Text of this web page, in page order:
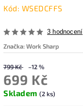
Kód: WSEDCFFS
3 hodnocení
Značka:Work Sharp
799 Kč –12 %
699 Kč
Skladem (2 ks)